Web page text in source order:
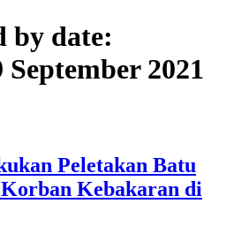
by date:
2021
Peletakan Batu
Kebakaran di